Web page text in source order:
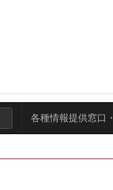
各種情報提供窓口・